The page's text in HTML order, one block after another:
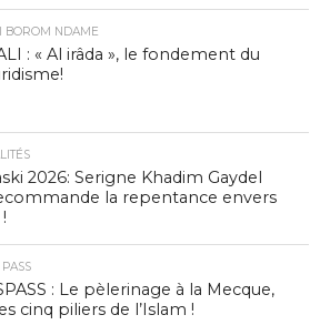
BOROM NDAME
: « Al irâda », le fondement du
2026: Serigne Khadim Gaydel
la repentance envers
: Le pèlerinage à la Mecque,
cinq piliers de l’Islam !